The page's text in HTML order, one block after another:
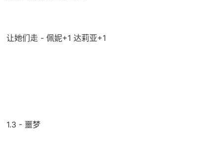
让她们走 - 佩妮+1 达莉亚+1
1.3 - 噩梦